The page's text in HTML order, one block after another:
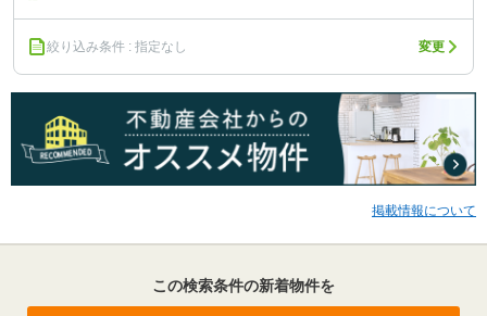
絞り込み条件 : 指定なし 変更
掲載情報について
この検索条件の新着物件を